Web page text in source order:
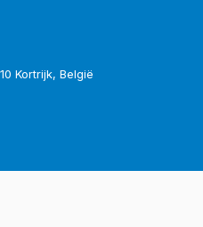
Kortrijk, België